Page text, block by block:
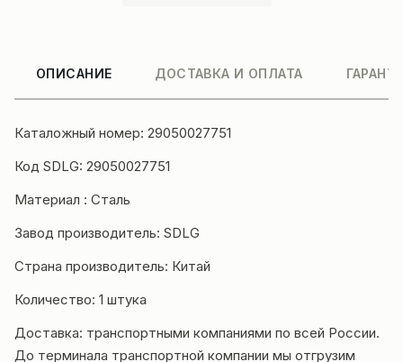
ОПИСАНИЕ ДОСТАВКА И ОПЛАТА
Каталожный номер: 29050027751
Код SDLG: 29050027751
Материал : Сталь
Завод производитель: SDLG
Страна производитель: Китай
Количество: 1 штука
Доставка: транспортными компаниями по всей России.
До терминала транспортной компании мы отгрузим